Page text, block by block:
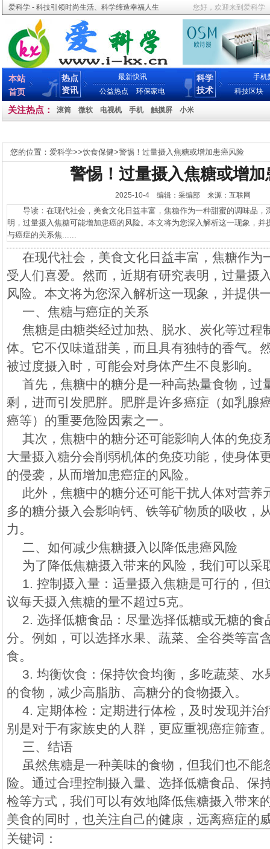
爱科学 - 科技引领时尚生活、科学缔造幸福人生 您好，欢迎来到爱科学
本站
首页
热点
资讯
最新快讯
公益热点
环保家电
科学
技术
手机
科技区块
关注热点： 滚筒 微软 电视机 手机 触摸屏 小米
您的位置： 爱科学>>饮食保健>警惕！过量摄入焦糖或增加患癌风险
警惕！过量摄入焦糖或增加
2025-10-4 编辑：采编部 来源：互联网
导读：在现代社会，美食文化日益丰富，焦糖作为一种甜蜜的调味品，
明，过量摄入焦糖可能增加患癌的风险。本文将为您深入解析这一现象，
与癌症的关系焦......
在现代社会，美食文化日益丰富，焦糖作为
受人们喜爱。然而，近期有研究表明，过量摄
风险。本文将为您深入解析这一现象，并提供
一、焦糖与癌症的关系
焦糖是由糖类经过加热、脱水、炭化等过程
体。它不仅味道甜美，而且具有独特的香气。
被过度摄入时，可能会对身体产生不良影响。
首先，焦糖中的糖分是一种高热量食物，过
剩，进而引发肥胖。肥胖是许多癌症（如乳腺
癌等）的重要危险因素之一。
其次，焦糖中的糖分还可能影响人体的免疫
大量摄入糖分会削弱机体的免疫功能，使身体
的侵袭，从而增加患癌症的风险。
此外，焦糖中的糖分还可能干扰人体对营养
多的糖分摄入会影响钙、铁等矿物质的吸收，
力。
二、如何减少焦糖摄入以降低患癌风险
为了降低焦糖摄入带来的风险，我们可以采
1. 控制摄入量：适量摄入焦糖是可行的，但
议每天摄入焦糖的量不超过5克。
2. 选择低糖食品：尽量选择低糖或无糖的食
分。例如，可以选择水果、蔬菜、全谷类等富
食。
3. 均衡饮食：保持饮食均衡，多吃蔬菜、水
的食物，减少高脂肪、高糖分的食物摄入。
4. 定期体检：定期进行体检，及时发现并治
别是对于有家族史的人群，更应重视癌症筛查
三、结语
虽然焦糖是一种美味的食物，但我们也不能
险。通过合理控制摄入量、选择低糖食品、保
检等方式，我们可以有效地降低焦糖摄入带来
美食的同时，也关注自己的健康，远离癌症的
关键词：